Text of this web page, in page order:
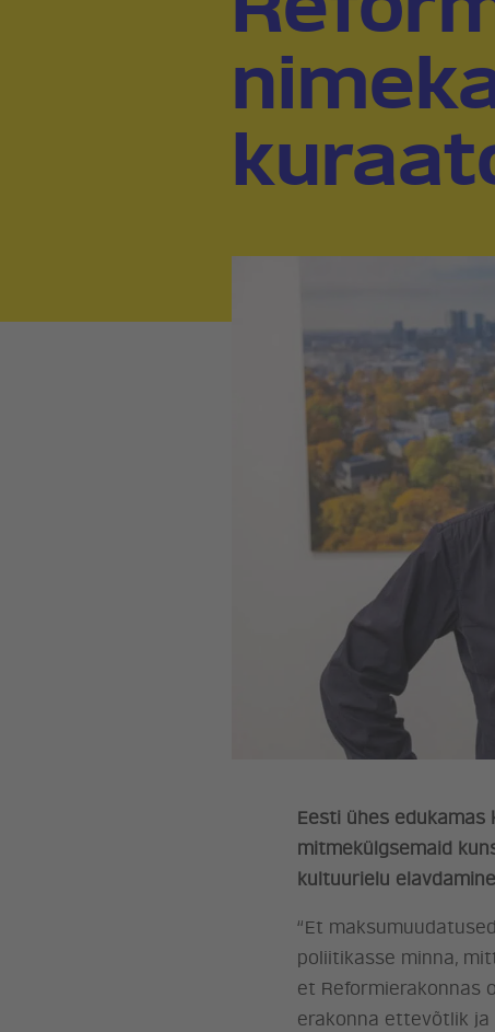
Eesti ühes
mitmekülgsemaid
kultuurielu
“Et
poliitikasse minna,
et Reformierakonnas
erakonna ettevõtlik ja